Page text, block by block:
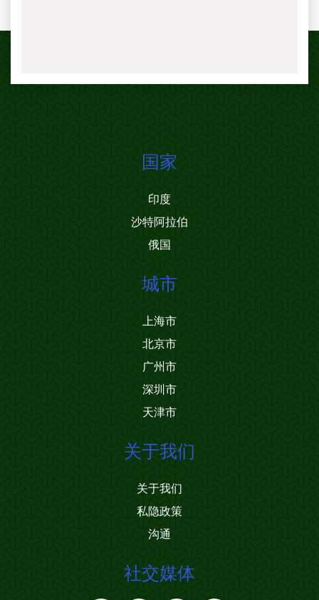
国家
印度
沙特阿拉伯
俄国
城市
上海市
北京市
广州市
深圳市
天津市
关于我们
关于我们
私隐政策
沟通
社交媒体